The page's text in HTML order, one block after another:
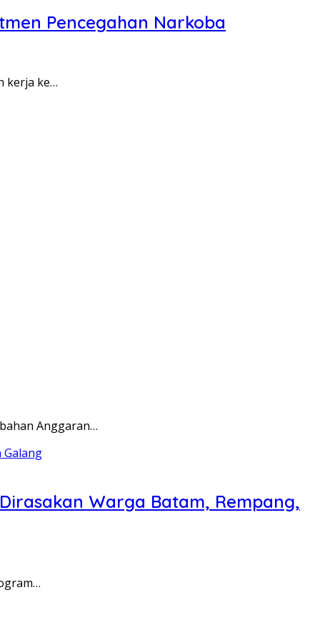
Pencegahan Narkoba
kerja ke…
Anggaran…
Warga Batam, Rempang,